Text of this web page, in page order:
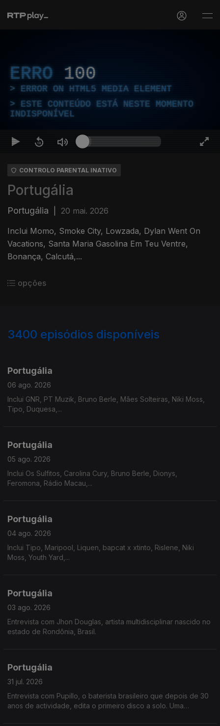
ERRO 100
ERROR ON HTML5 MEDIA ELEMENT
ESTE CONTEÚDO ESTÁ NESTE MOMENTO
INDISPONÍVEL
CONTROLO PARENTAL INATIVO
Portugália
Portugália 20 mai. 2026
Inclui Momo, Smoke City, Lowzada, Dylan Went On
Vacations, Santa Maria Gasolina Em Teu Ventre,
Bonança, Calcutá,...
opções
3400 episódios disponíveis
Portugália
06 ago. 2026
Inclui GNR, PT Muzik, Bruno Berle, Mães Solteiras, Niki Moss,
Tipo, Duquesa,...
Portugália
05 ago. 2026
Inclui Os Sulfitos, Carolina Cury, Bruno Berle, Dionys,
Feromona, Rádio Macau,...
Portugália
04 ago. 2026
Inclui Tipo, Maripool, Liquen, bapcat x xtinto, Rislene, Niki
Moss, Youth Yard,...
Portugália
03 ago. 2026
Entrevista com Jhon Douglas, artista multidisciplinar nascido no
estado de Rondônia, Brasil.
Portugália
31 jul. 2026
Entrevista com Pupillo, o baterista brasileiro que depois de 30
anos de actividade, edita o primeiro disco a solo. Uma